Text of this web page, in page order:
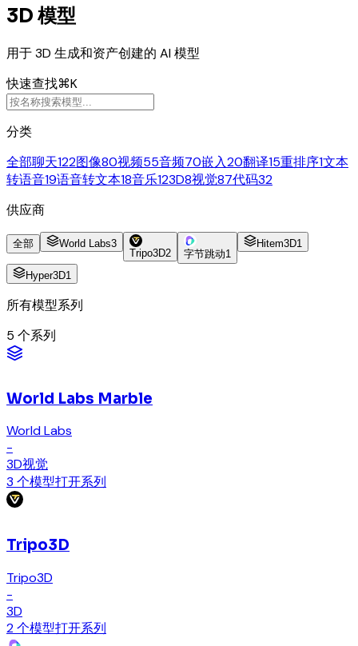
3D 模型
用于 3D 生成和资产创建的 AI 模型
快速查找⌘K
分类
全部聊天122图像80视频55音频70嵌入20翻译15重排序1文本
转语音19语音转文本18音乐123D8视觉87代码32
供应商
全部 World Labs3
Tripo3D2 字节跳动1
Hitem3D1
Hyper3D1
所有模型系列
5 个系列
World Labs Marble
World Labs
-
3D视觉
3 个模型打开系列
Tripo3D
Tripo3D
-
3D
2 个模型打开系列